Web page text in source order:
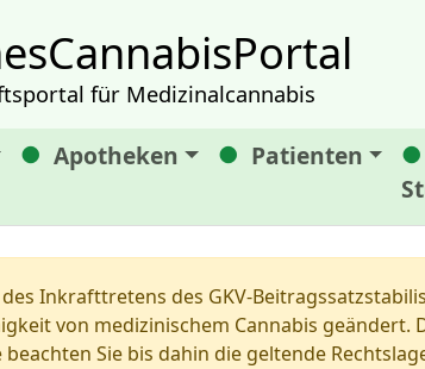
für Medizinalcannabis
Apotheken Patienten
Inkrafttretens des GKV-
von medizinischem Cannabis geändert.
Sie bis dahin die geltende